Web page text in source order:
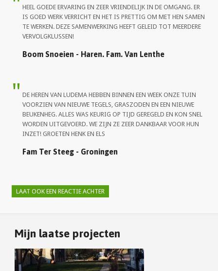
HEEL GOEDE ERVARING EN ZEER VRIENDELIJK IN DE OMGANG. ER
IS GOED WERK VERRICHT EN HET IS PRETTIG OM MET HEN SAMEN
TE WERKEN. DEZE SAMENWERKING HEEFT GELEID TOT MEERDERE
VERVOLGKLUSSEN!
Boom Snoeien - Haren. Fam. Van Lenthe
DE HEREN VAN LUDEMA HEBBEN BINNEN EEN WEEK ONZE TUIN
VOORZIEN VAN NIEUWE TEGELS, GRASZODEN EN EEN NIEUWE
BEUKENHEG. ALLES WAS KEURIG OP TIJD GEREGELD EN KON SNEL
WORDEN UITGEVOERD. WE ZIJN ZE ZEER DANKBAAR VOOR HUN
INZET! GROETEN HENK EN ELS
Fam Ter Steeg - Groningen
LAAT OOK EEN REACTIE ACHTER
Mijn laatse projecten